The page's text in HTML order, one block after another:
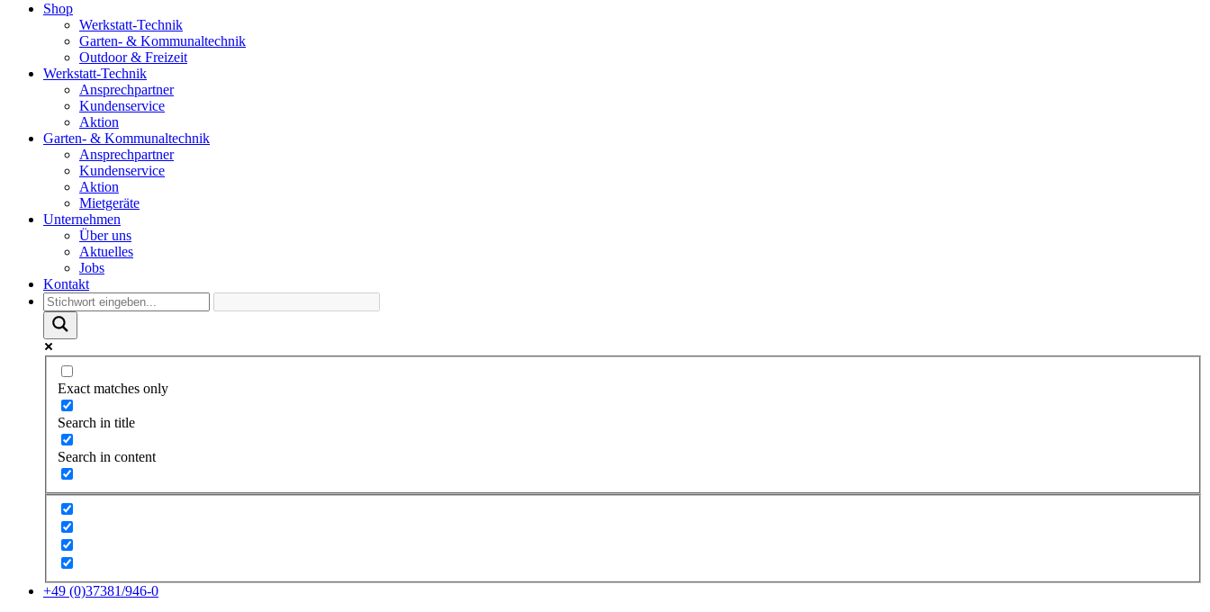
Shop
Werkstatt-Technik
Garten- & Kommunaltechnik
Outdoor & Freizeit
Werkstatt-Technik
Ansprechpartner
Kundenservice
Aktion
Garten- & Kommunaltechnik
Ansprechpartner
Kundenservice
Aktion
Mietgeräte
Unternehmen
Über uns
Aktuelles
Jobs
Kontakt
Exact matches only
Search in title
Search in content
+49 (0)37381/946-0